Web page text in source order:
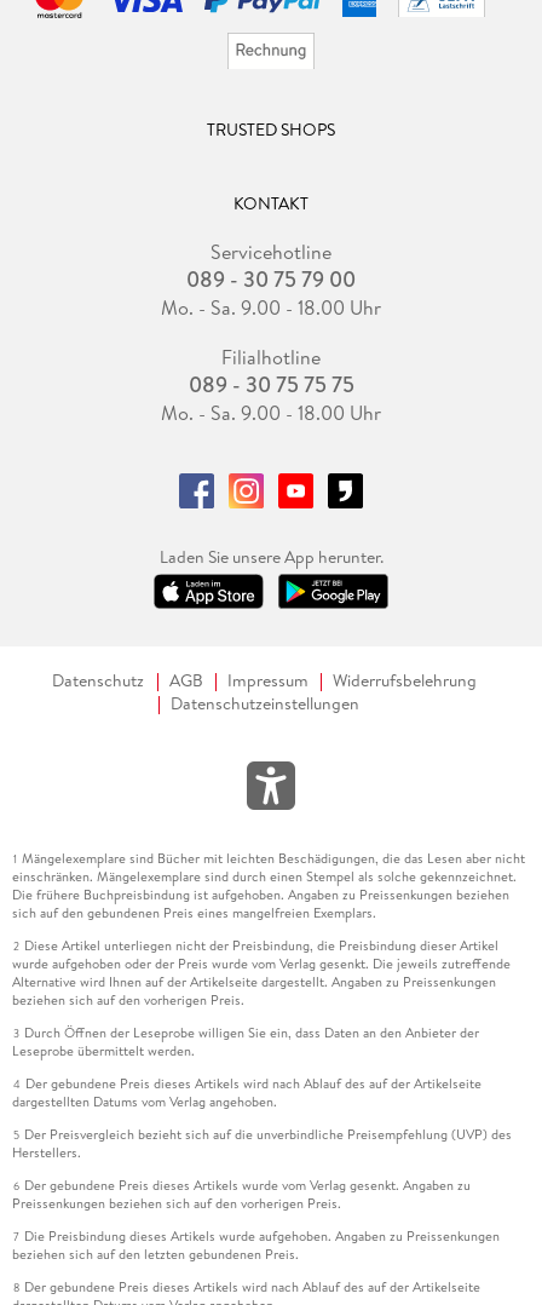
TRUSTED SHOPS
KONTAKT
Servicehotline
089 - 30 75 79 00
Mo. - Sa. 9.00 - 18.00 Uhr
Filialhotline
089 - 30 75 75 75
Mo. - Sa. 9.00 - 18.00 Uhr
Laden Sie unsere App herunter.
Datenschutz AGB Impressum
Widerrufsbelehrung
Datenschutzeinstellungen
1 Mängelexemplare sind Bücher mit leichten Beschädigungen, die das Lesen aber nicht
einschränken. Mängelexemplare sind durch einen Stempel als solche gekennzeichnet.
Die frühere Buchpreisbindung ist aufgehoben. Angaben zu Preissenkungen beziehen
sich auf den gebundenen Preis eines mangelfreien Exemplars.
2 Diese Artikel unterliegen nicht der Preisbindung, die Preisbindung dieser Artikel
wurde aufgehoben oder der Preis wurde vom Verlag gesenkt. Die jeweils zutreffende
Alternative wird Ihnen auf der Artikelseite dargestellt. Angaben zu Preissenkungen
beziehen sich auf den vorherigen Preis.
3 Durch Öffnen der Leseprobe willigen Sie ein, dass Daten an den Anbieter der
Leseprobe übermittelt werden.
4 Der gebundene Preis dieses Artikels wird nach Ablauf des auf der Artikelseite
dargestellten Datums vom Verlag angehoben.
5 Der Preisvergleich bezieht sich auf die unverbindliche Preisempfehlung (UVP) des
Herstellers.
6 Der gebundene Preis dieses Artikels wurde vom Verlag gesenkt. Angaben zu
Preissenkungen beziehen sich auf den vorherigen Preis.
7 Die Preisbindung dieses Artikels wurde aufgehoben. Angaben zu Preissenkungen
beziehen sich auf den letzten gebundenen Preis.
8 Der gebundene Preis dieses Artikels wird nach Ablauf des auf der Artikelseite